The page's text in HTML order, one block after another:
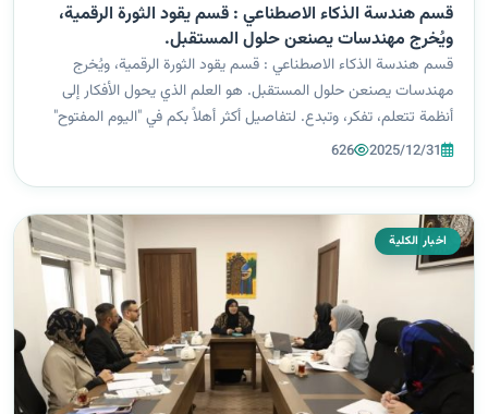
قسم هندسة الذكاء الاصطناعي : قسم يقود الثورة الرقمية،
ويُخرج مهندسات يصنعن حلول المستقبل.
قسم هندسة الذكاء الاصطناعي : قسم يقود الثورة الرقمية، ويُخرج
مهندسات يصنعن حلول المستقبل. هو العلم الذي يحول الأفكار إلى
أنظمة تتعلم، تفكر، وتبدع. لتفاصيل أكثر أهلاً بكم في "اليوم المفتوح"
2025/12/31
626
اخبار الكلية